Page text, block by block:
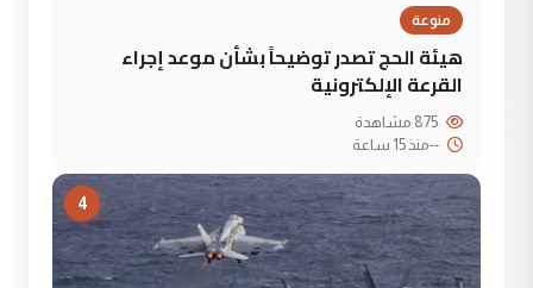
منوعة
هيئة الحج تصدر توضيحاً بشأن موعد إجراء
القرعة الإلكترونية
--منذ 15 ساعة
4